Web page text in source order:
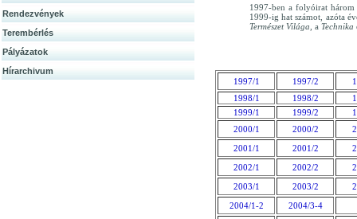
Rendezvények
Terembérlés
Pályázatok
Hírarchivum
1997-ben a folyóirat három
1999-ig hat számot, azóta
Természet Világa, a Technika
1997/1 1997/2
1998/1
1998/2
1999/1
1999/2
2000/1
2000/2
2001/1
2001/2
2002/1
2002/2
2003/1
2003/2
2004/1-2
2004/3-4